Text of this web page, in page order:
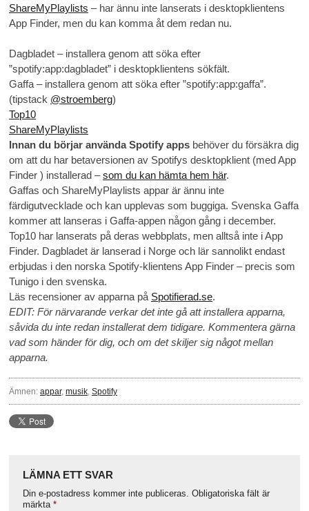
ShareMyPlaylists – har ännu inte lanserats i desktopklientens
App Finder, men du kan komma åt dem redan nu.
Dagbladet – installera genom att söka efter
”spotify:app:dagbladet” i desktopklientens sökfält.
Gaffa – installera genom att söka efter ”spotify:app:gaffa”.
(tipstack @stroemberg)
Top10
ShareMyPlaylists
Innan du börjar använda Spotify apps behöver du försäkra dig
om att du har betaversionen av Spotifys desktopklient (med App
Finder ) installerad –som du kan hämta hem här.
Gaffas och ShareMyPlaylists appar är ännu inte
färdigutvecklade och kan upplevas som buggiga. Svenska Gaffa
kommer att lanseras i Gaffa-appen någon gång i december.
Top10 har lanserats på deras webbplats, men alltså inte i App
Finder. Dagbladet är lanserad i Norge och lär sannolikt endast
erbjudas i den norska Spotify-klientens App Finder – precis som
Tunigo i den svenska.
Läs recensioner av apparna på Spotifierad.se.
EDIT: För närvarande verkar det inte gå att installera apparna,
såvida du inte redan installerat dem tidigare. Kommentera gärna
vad som händer för dig, och om det skiljer sig något mellan
apparna.
Ämnen: appar, musik Spotify
LÄMNA ETT SVAR
Din e-postadress kommer inte publiceras. Obligatoriska fält är
märkta *